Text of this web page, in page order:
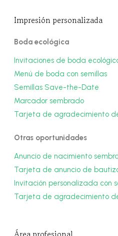
Impresión personalizada
Boda ecológica
Invitaciones de boda
Menú de boda con semillas
Semillas Save-the-Date
Marcador sembrado
Tarjeta de agradecimiento
Otras oportunidades
Anuncio de nacimiento
Tarjeta de anuncio de
Invitación personalizada con
Tarjeta de agradecimiento